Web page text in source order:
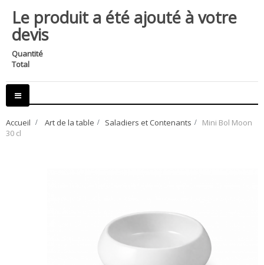
Le produit a été ajouté à votre
devis
Quantité
Total
Basculer
la
Accueil > Art de la table > Saladiers et Contenants > Mini Bol Moon
30 cl